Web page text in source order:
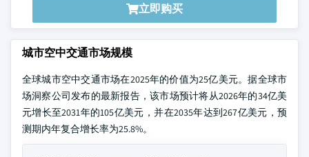
立即购买
城市空中交通市场规模
全球城市空中交通市场在2025年的价值为25亿美元。据全球市
场洞察公司发布的最新报告，该市场预计将从2026年的34亿美
元增长至2031年的105亿美元，并在2035年达到267亿美元，预
测期内年复合增长率为25.8%。